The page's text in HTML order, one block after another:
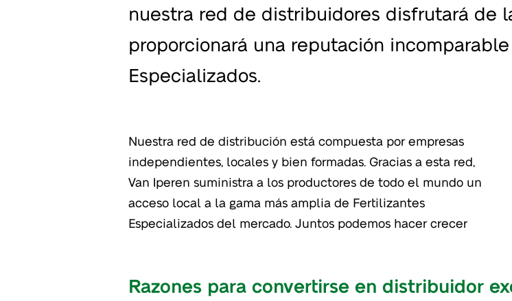
nuestra red de distribuidores disfrutará de
proporcionará una reputación
Especializados.
Nuestra red de distribución está compuesta por empresas
independientes, locales y bien formadas. Gracias a esta red,
Van Iperen suministra a los productores de todo el mundo un
acceso local a la gama más amplia de Fertilizantes
Especializados del mercado. Juntos podemos hacer crecer
nuestro negocio común. Puede formar parte de un actor
mundial, pero aun así seguirá actuando como un especialista
Razones para convertirse en distribuidor